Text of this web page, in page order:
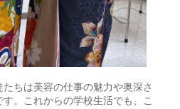
ちは美容の仕事の魅力や奥深さ
。これからの学校生活でも、こ